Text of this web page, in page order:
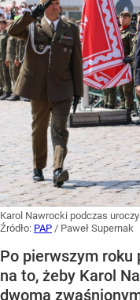
Karol Nawrocki podczas
Źródło: PAP / Paweł Supernak
Po pierwszym roku
na to, żeby Karol
dwoma